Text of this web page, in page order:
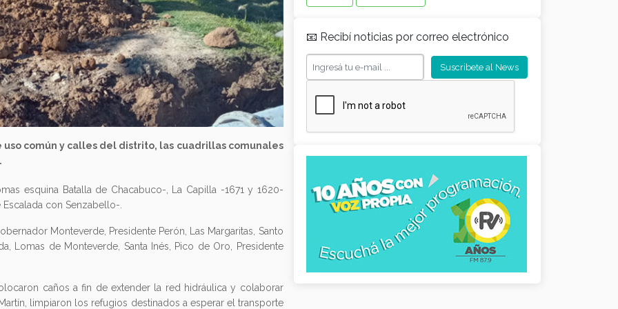
común y calles del distrito, las cuadrillas comunales
esquina Batalla de Chacabuco-, La Capilla -1671 y 1620-
con Senzabello-.
Monteverde, Presidente Perón, Las Margaritas, Santo
Lomas de Monteverde, Santa Inés, Pico de Oro, Presidente
caños a fin de extender la red hidráulica y colaborar
limpiaron los refugios destinados a esperar el transporte
📧 Recibí noticias por correo electrónico